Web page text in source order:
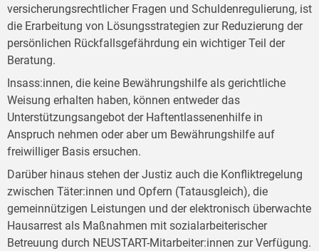
versicherungsrechtlicher Fragen und Schuldenregulierung, ist
die Erarbeitung von Lösungsstrategien zur Reduzierung der
persönlichen Rückfallsgefährdung ein wichtiger Teil der
Beratung.
Insass:innen, die keine Bewährungshilfe als gerichtliche
Weisung erhalten haben, können entweder das
Unterstützungsangebot der Haftentlassenenhilfe in
Anspruch nehmen oder aber um Bewährungshilfe auf
freiwilliger Basis ersuchen.
Darüber hinaus stehen der Justiz auch die Konfliktregelung
zwischen Täter:innen und Opfern (Tatausgleich), die
gemeinnützigen Leistungen und der elektronisch überwachte
Hausarrest als Maßnahmen mit sozialarbeiterischer
Betreuung durch NEUSTART-Mitarbeiter:innen zur Verfügung.